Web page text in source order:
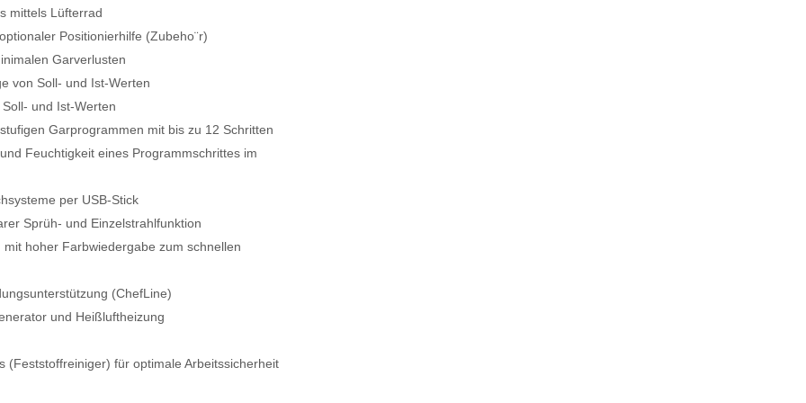
mittels Lüfterrad
Positionierhilfe (Zubeho¨r)
Garverlusten
von Soll- und Ist-Werten
und Ist-Werten
Garprogrammen mit bis zu 12 Schritten
Feuchtigkeit eines Programmschrittes im
per USB-Stick
Sprüh- und Einzelstrahlfunktion
hoher Farbwiedergabe zum schnellen
(ChefLine)
und Heißluftheizung
(Feststoffreiniger) für optimale Arbeitssicherheit